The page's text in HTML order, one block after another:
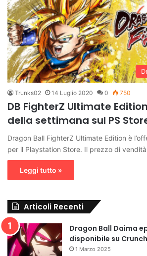
Trunks02 14 Luglio 2020 0 750
DB FighterZ Ultimate
della settimana sul PS
Dragon Ball FighterZ Ultimate Edition è
per il Playstation Store. Il prezzo di
Leggi tutto »
Articoli Recenti
Dragon Ball Daima
disponibile su
1 Marzo 2025